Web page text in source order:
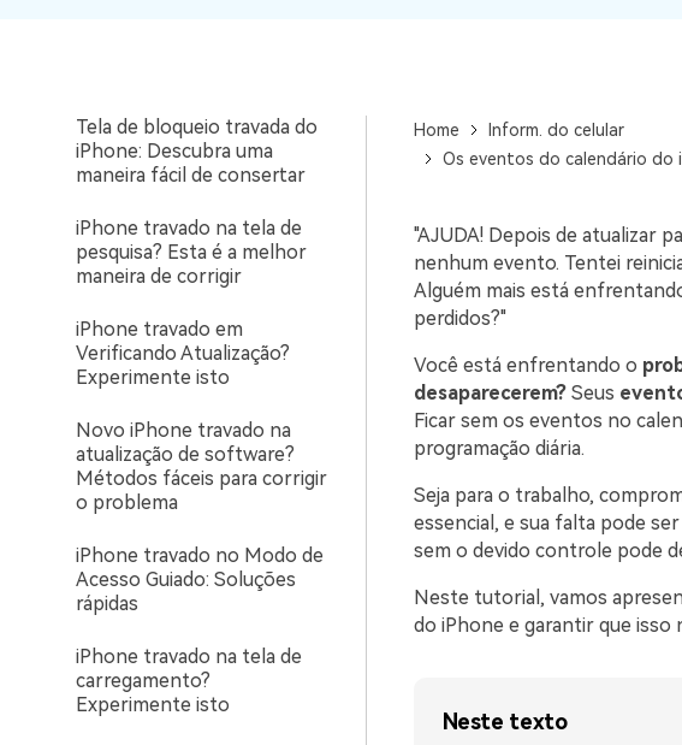
Tela de bloqueio travada do
iPhone: Descubra uma
maneira fácil de consertar
iPhone travado na tela de
pesquisa? Esta é a melhor
maneira de corrigir
iPhone travado em
Verificando Atualização?
Experimente isto
Novo iPhone travado na
atualização de software?
Métodos fáceis para corrigir
o problema
iPhone travado no Modo de
Acesso Guiado: Soluções
rápidas
iPhone travado na tela de
carregamento?
Experimente isto
Home
Inform. do celular
Os eventos do calendário do
"AJUDA! Depois de atualizar
nenhum evento. Tentei
Alguém mais está
perdidos?"
Você está enfrentando o
desaparecerem?Seus
Ficar sem os eventos no
programação diária.
Seja para o trabalho,
essencial, e sua falta pode
sem o devido controle pode
Neste tutorial, vamos
do iPhone e garantir que isso
Neste texto